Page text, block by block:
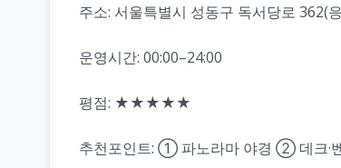
주소: 서울특별시 성동구 독서당로 362(
운영시간: 00:00–24:00
평점: ★★★★★
추천포인트: ① 파노라마 야경 ② 데크·